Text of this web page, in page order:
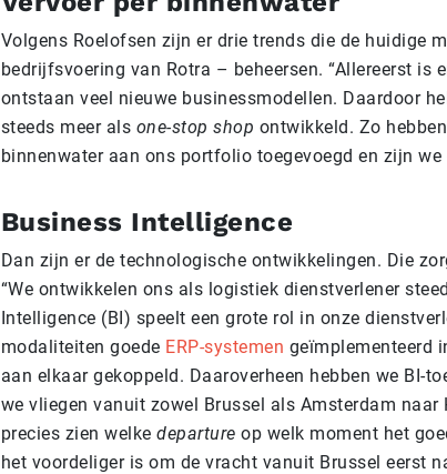
Volgens Roelofsen zijn er drie trends die de huidige
bedrijfsvoering van Rotra – beheersen. “Allereerst is
ontstaan veel nieuwe businessmodellen. Daardoor
steeds meer als one-stop shop ontwikkeld. Zo
binnenwater aan ons portfolio toegevoegd en zijn
Business Intelligence
Dan zijn er de technologische ontwikkelingen. Die
“We ontwikkelen ons als logistiek dienstverlener
Intelligence (BI) speelt een grote rol in onze
modaliteiten goede ERP-systemen geïmplementeerd
aan elkaar gekoppeld. Daaroverheen hebben we BI-
we vliegen vanuit zowel Brussel als Amsterdam naar
precies zien welke departure op welk moment het
het voordeliger is om de vracht vanuit Brussel eerst